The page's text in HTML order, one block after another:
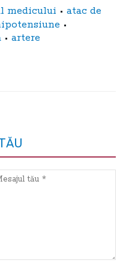
medicului • atac de
•
• artere